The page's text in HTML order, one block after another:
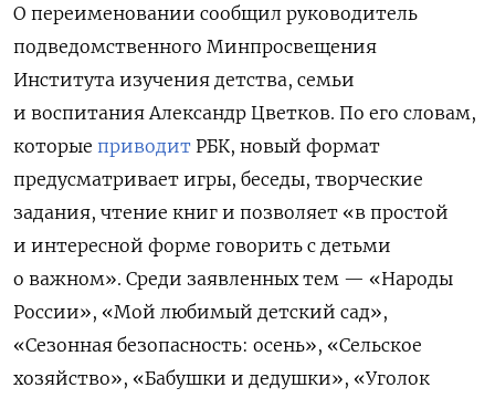
О переименовании сообщил руководитель
подведомственного Минпросвещения
Института изучения детства, семьи
и воспитания Александр Цветков. По его словам,
которые приводит РБК, новый формат
предусматривает игры, беседы, творческие
задания, чтение книг и позволяет «в простой
и интересной форме говорить с детьми
о важном». Среди заявленных тем — «Народы
России», «Мой любимый детский сад»,
«Сезонная безопасность: осень», «Сельское
хозяйство», «Бабушки и дедушки», «Уголок